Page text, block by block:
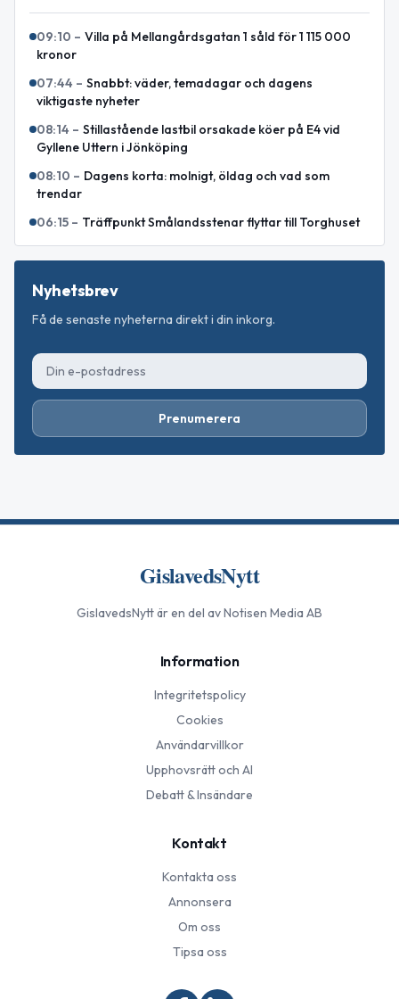
09:10 – Villa på Mellangårdsgatan 1 såld för 1 115 000
kronor
07:44 – Snabbt: väder, temadagar och dagens
viktigaste nyheter
08:14 – Stillastående lastbil orsakade köer på E4 vid
Gyllene Uttern i Jönköping
08:10 – Dagens korta: molnigt, öldag och vad som
trendar
06:15 – Träffpunkt Smålandsstenar flyttar till Torghuset
Nyhetsbrev
Få de senaste nyheterna direkt i din inkorg.
Prenumerera
GislavedsNytt
GislavedsNyttär en del av Notisen Media AB
Information
Integritetspolicy
Cookies
Användarvillkor
Upphovsrätt och AI
Debatt & Insändare
Kontakt
Kontakta oss
Annonsera
Om oss
Tipsa oss